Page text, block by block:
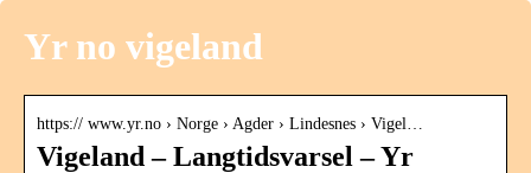
Yr no vigeland
https:// www.yr.no › Norge › Agder › Lindesnes › Vigel…
Vigeland – Langtidsvarsel – Yr